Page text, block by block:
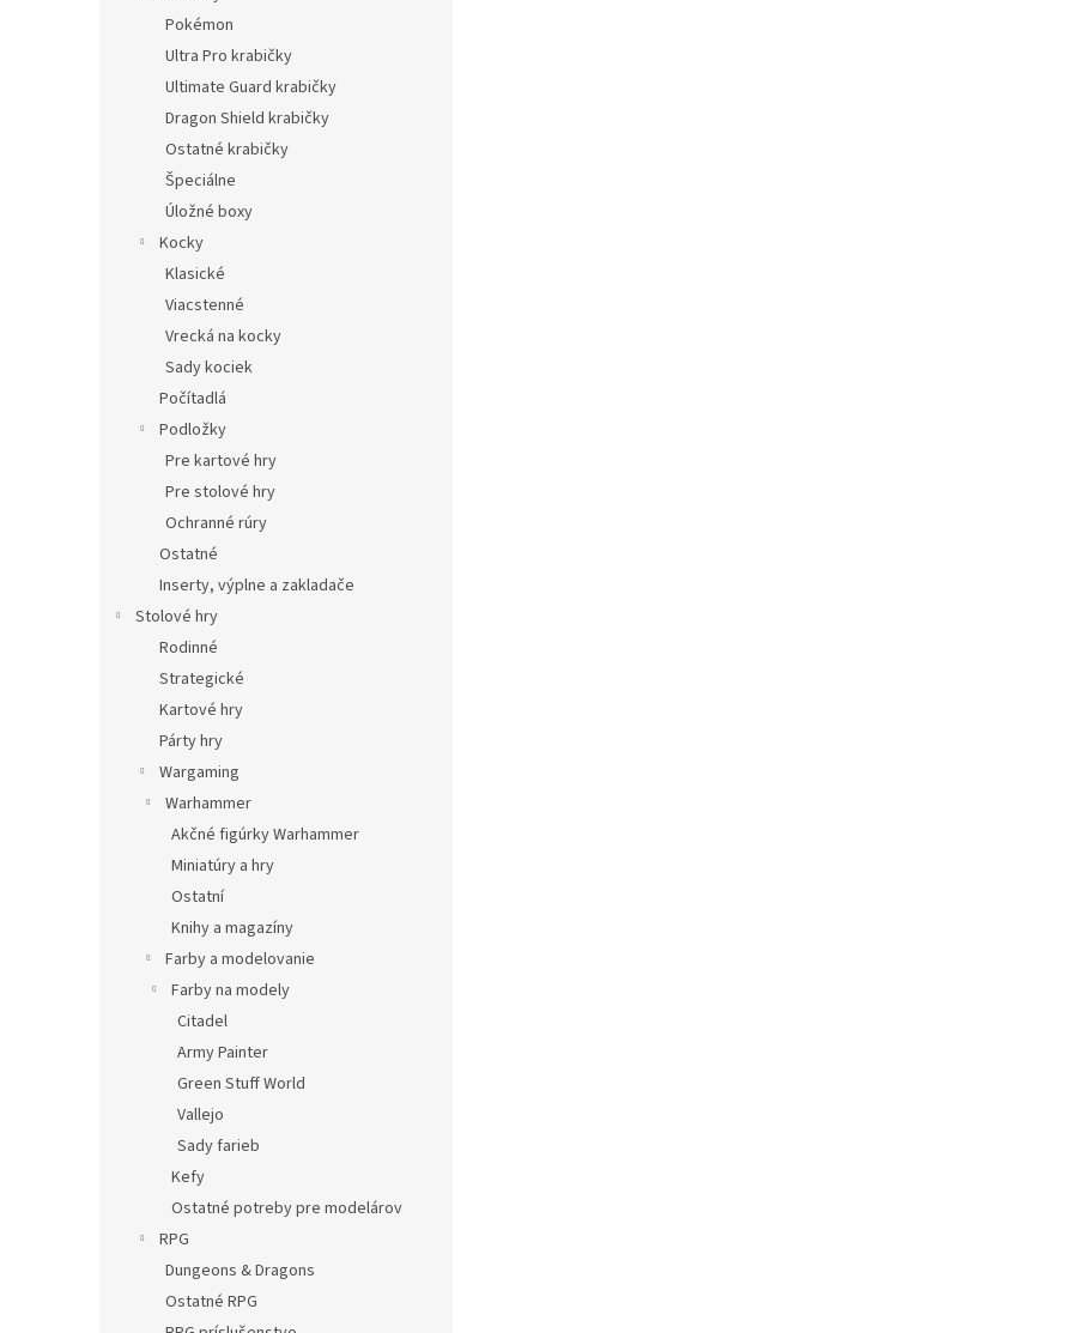
Pokémon
Ultra Pro krabičky
Ultimate Guard krabičky
Dragon Shield krabičky
Ostatné krabičky
Špeciálne
Úložné boxy
Kocky
Klasické
Viacstenné
Vrecká na kocky
Sady kociek
Počítadlá
Podložky
Pre kartové hry
Pre stolové hry
Ochranné rúry
Ostatné
Inserty, výplne a zakladače
Stolové hry
Rodinné
Strategické
Kartové hry
Párty hry
Wargaming
Warhammer
Akčné figúrky Warhammer
Miniatúry a hry
Ostatní
Knihy a magazíny
Farby a modelovanie
Farby na modely
Citadel
Army Painter
Green Stuff World
Vallejo
Sady farieb
Kefy
Ostatné potreby pre modelárov
RPG
Dungeons & Dragons
Ostatné RPG